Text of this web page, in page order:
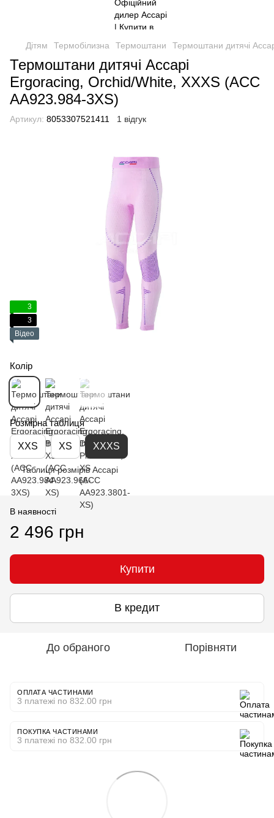
Дітям Термобілизна Термоштани Термоштани дитячі
Термоштани дитячі Accapi
Ergoracing, Orchid/White, XXXS (ACC
AА923.984-3XS)
Артикул: 8053307521411 1 відгук
3
3
Відео
Колір
Розмірна таблиця
XXS XS XXXS
Таблиця розмірів Accapi
В наявності
2 496 грн
Купити
В кредит
До обраного Порівняти
ОПЛАТА ЧАСТИНАМИ
3 платежі по 832.00 грн
ПОКУПКА ЧАСТИНАМИ
3 платежі по 832.00 грн